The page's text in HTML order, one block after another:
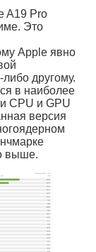
A19 Pro
Это
Apple явно
другому.
в наиболее
CPU и GPU
версия
выше.